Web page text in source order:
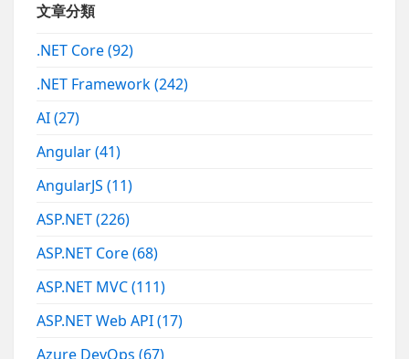
文章分類
.NET Core(92)
.NET Framework(242)
AI(27)
Angular(41)
AngularJS(11)
ASP.NET(226)
ASP.NET Core(68)
ASP.NET MVC(111)
ASP.NET Web API(17)
Azure DevOps(67)